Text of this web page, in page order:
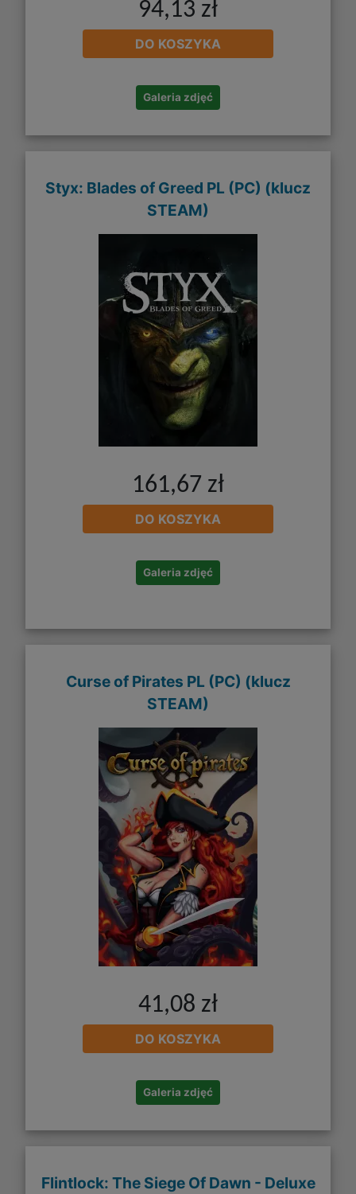
94,13 zł
DO KOSZYKA
Galeria zdjęć
Styx: Blades of Greed PL (PC) (klucz
STEAM)
161,67 zł
DO KOSZYKA
Galeria zdjęć
Curse of Pirates PL (PC) (klucz
STEAM)
41,08 zł
DO KOSZYKA
Galeria zdjęć
Flintlock: The Siege Of Dawn - Deluxe